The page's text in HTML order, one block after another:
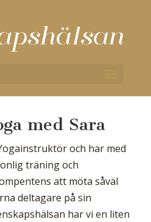
med Sara
och har med
träning och
att möta såväl
deltagare på sin
har vi en liten